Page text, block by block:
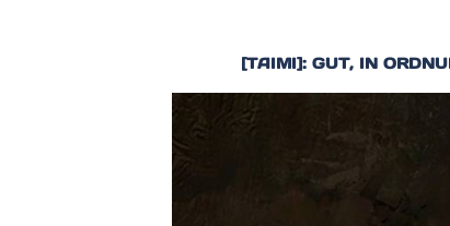
[TAIMI]: GUT, IN